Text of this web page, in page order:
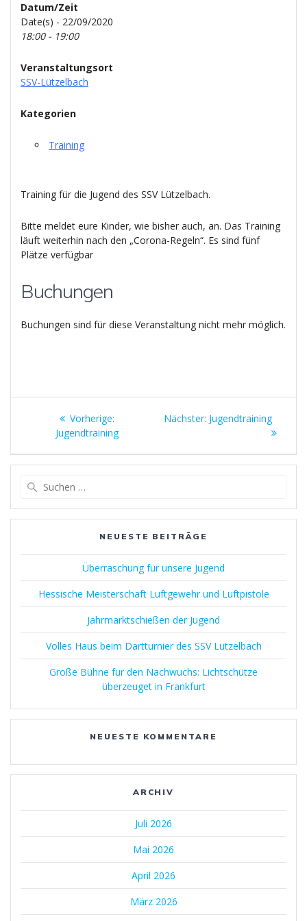
Datum/Zeit
Date(s) - 22/09/2020
18:00 - 19:00
Veranstaltungsort
SSV-Lützelbach
Kategorien
Training
Training für die Jugend des SSV Lützelbach.
Bitte meldet eure Kinder, wie bisher auch, an. Das Training
läuft weiterhin nach den „Corona-Regeln“. Es sind fünf
Plätze verfügbar
Buchungen
Buchungen sind für diese Veranstaltung nicht mehr möglich.
Beitragsnavigation
Vorherige:Vorheriger
Beitrag:
Jugendtraining
Nächster: Nächster
Jugendtraining
NEUESTE BEITRÄGE
Überraschung für unsere Jugend
Hessische Meisterschaft Luftgewehr und Luftpistole
Jahrmarktschießen der Jugend
Volles Haus beim Dartturnier des SSV Lützelbach
Große Bühne für den Nachwuchs: Lichtschütze
überzeuget in Frankfurt
NEUESTE KOMMENTARE
ARCHIV
Juli 2026
Mai 2026
April 2026
März 2026